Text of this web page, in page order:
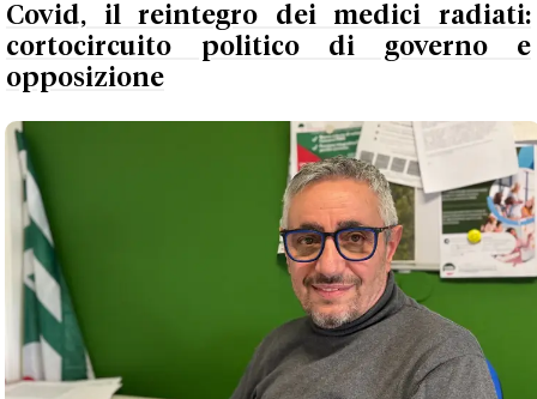
Covid, il reintegro dei medici radiati:
cortocircuito politico di governo e
opposizione